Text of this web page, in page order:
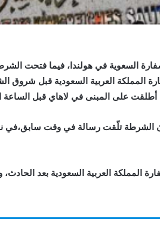
السعوية في هولندا، فيما فتحت
المملكة العربية السعودية قبل
على المبنى في لاهاي قبل الساعة
الشرطة تلّقت رسالة في وقت سابق،في
المملكة العربية السعودية بعد